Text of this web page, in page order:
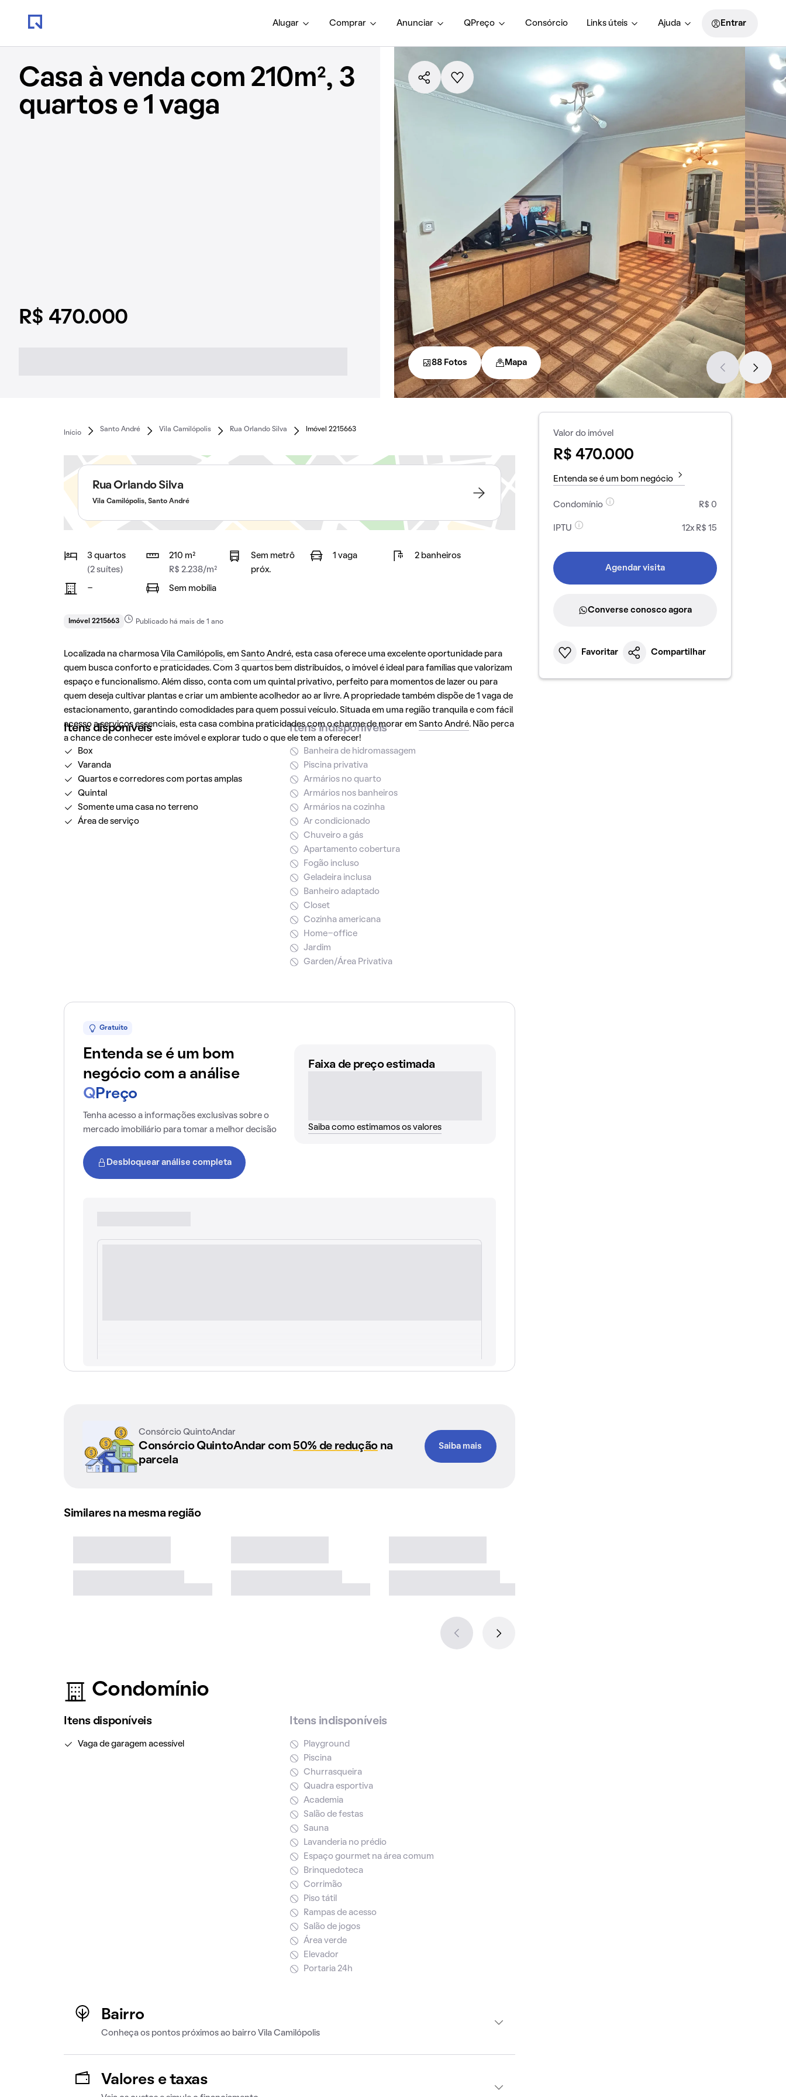
Alugar Comprar Anunciar QPreço Consórcio Links úteis Ajuda Entrar
Casa à venda com 210m², 3
quartos e 1 vaga
R$ 470.000
88 Fotos Mapa
Início
Santo André Vila Camilópolis Rua Orlando Silva Imóvel 2215663
Rua Orlando Silva
Vila Camilópolis, Santo André
3 quartos
(2 suítes)
210 m²
R$ 2.238/m²
Sem metrô
próx.
1 vaga 2 banheiros
- Sem mobília
Imóvel 2215663 Publicado há mais de 1 ano
Localizada na charmosa Vila Camilópolis, em Santo André, esta casa oferece uma excelente oportunidade para
quem busca conforto e praticidades. Com 3 quartos bem distribuídos, o imóvel é ideal para famílias que valorizam
espaço e funcionalismo. Além disso, conta com um quintal privativo, perfeito para momentos de lazer ou para
quem deseja cultivar plantas e criar um ambiente acolhedor ao ar livre. A propriedade também dispõe de 1 vaga de
estacionamento, garantindo comodidades para quem possui veículo. Situada em uma região tranquila e com fácil
acesso a serviços essenciais, esta casa combina praticidades com o charme de morar em Santo André. Não perca
a chance de conhecer este imóvel e explorar tudo o que ele tem a oferecer!
Itens disponíveis
Box
Varanda
Quartos e corredores com portas amplas
Quintal
Somente uma casa no terreno
Área de serviço
Itens indisponíveis
Banheira de hidromassagem
Piscina privativa
Armários no quarto
Armários nos banheiros
Armários na cozinha
Ar condicionado
Chuveiro a gás
Apartamento cobertura
Fogão incluso
Geladeira inclusa
Banheiro adaptado
Closet
Cozinha americana
Home-office
Jardim
Garden/Área Privativa
Gratuito
Entenda se é um bom
negócio com a análise
Q Preço
Tenha acesso a informações exclusivas sobre o
mercado imobiliário para tomar a melhor decisão
Desbloquear análise completa
Faixa de preço estimada
Saiba como estimamos os valores
Consórcio QuintoAndar
Consórcio QuintoAndar com 50% de reduçãona
parcela
Saiba mais
Similares na mesma região
Condomínio
Itens disponíveis
Vaga de garagem acessível
Itens indisponíveis
Playground
Piscina
Churrasqueira
Quadra esportiva
Academia
Salão de festas
Sauna
Lavanderia no prédio
Espaço gourmet na área comum
Brinquedoteca
Corrimão
Piso tátil
Rampas de acesso
Salão de jogos
Área verde
Elevador
Portaria 24h
Bairro
Conheça os pontos próximos ao bairro Vila Camilópolis
Valores e taxas
Valor do imóvel
R$ 470.000
Entenda se é um bom negócio
Condomínio R$ 0
IPTU 12x R$ 15
Agendar visita
Converse conosco agora
Favoritar Compartilhar